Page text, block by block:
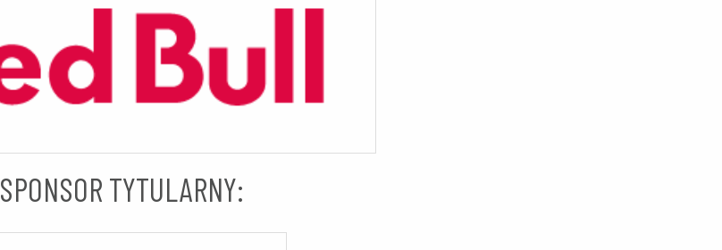
SPONSOR TYTULARNY: